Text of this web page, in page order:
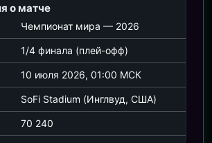
2
ГЕРЦЕГОВИНА 0
о матче
Чемпионат мира — 2026
1/4 финала (плей-офф)
10 июля 2026, 01:00 МСК
SoFi Stadium (Инглвуд, США)
70 240